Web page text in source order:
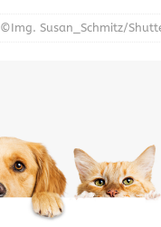
©Img. Susan_Schmitz/